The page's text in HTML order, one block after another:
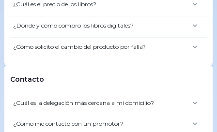
¿Cuál es el precio de los libros?
¿Dónde y cómo compro los libros digitales?
¿Cómo solicito el cambio del producto por falla?
Contacto
¿Cuál es la delegación más cercana a mi domicilio?
¿Cómo me contacto con un promotor?